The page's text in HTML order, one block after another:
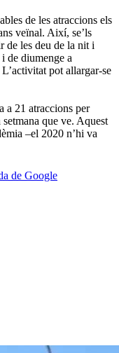
de les atraccions els
veïnal. Així, se’ls
de les deu de la nit i
de diumenge a
pot allargar-se
a 21 atraccions per
que ve. Aquest
–el 2020 n’hi va
de Google